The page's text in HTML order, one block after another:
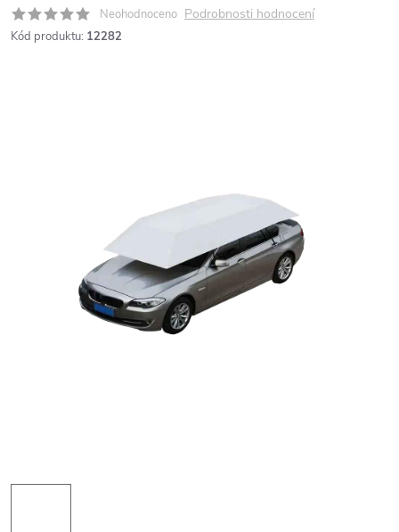
Neohodnoceno Podrobnosti hodnocení
Kód produktu: 12282